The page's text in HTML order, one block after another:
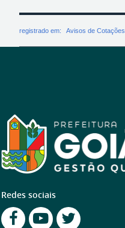
registrado em: Avisos de Cotações
Redes sociais